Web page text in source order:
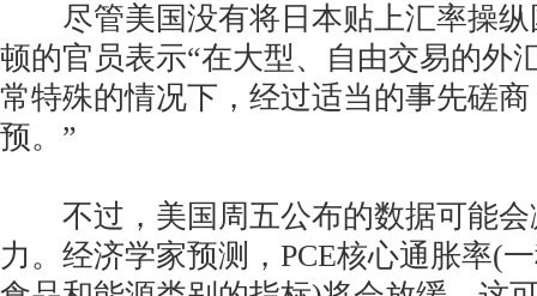
尽管美国没有将日本贴上汇率操纵
顿的官员表示“在大型、自由交易的外
常特殊的情况下，经过适当的事先磋
预。”
不过，美国周五公布的数据可能会
力。经济学家预测，PCE核心通胀率(